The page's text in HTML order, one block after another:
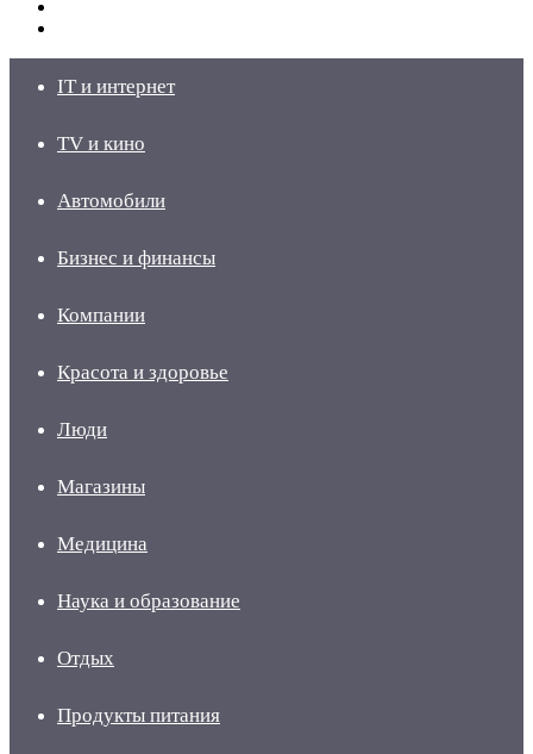
IT и интернет
TV и кино
Автомобили
Бизнес и финансы
Компании
Красота и здоровье
Люди
Магазины
Медицина
Наука и образование
Отдых
Продукты питания